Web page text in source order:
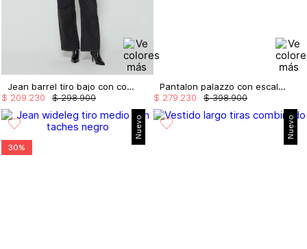
Jean barrel tiro bajo con cortes
$ 298.900
$ 209.230
Pantalon palazzo con escalerilla
$ 398.900
$ 279.230
Nuevo
30%
Nuevo